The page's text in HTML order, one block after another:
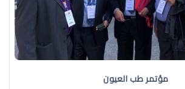
مؤتمر طب العيون